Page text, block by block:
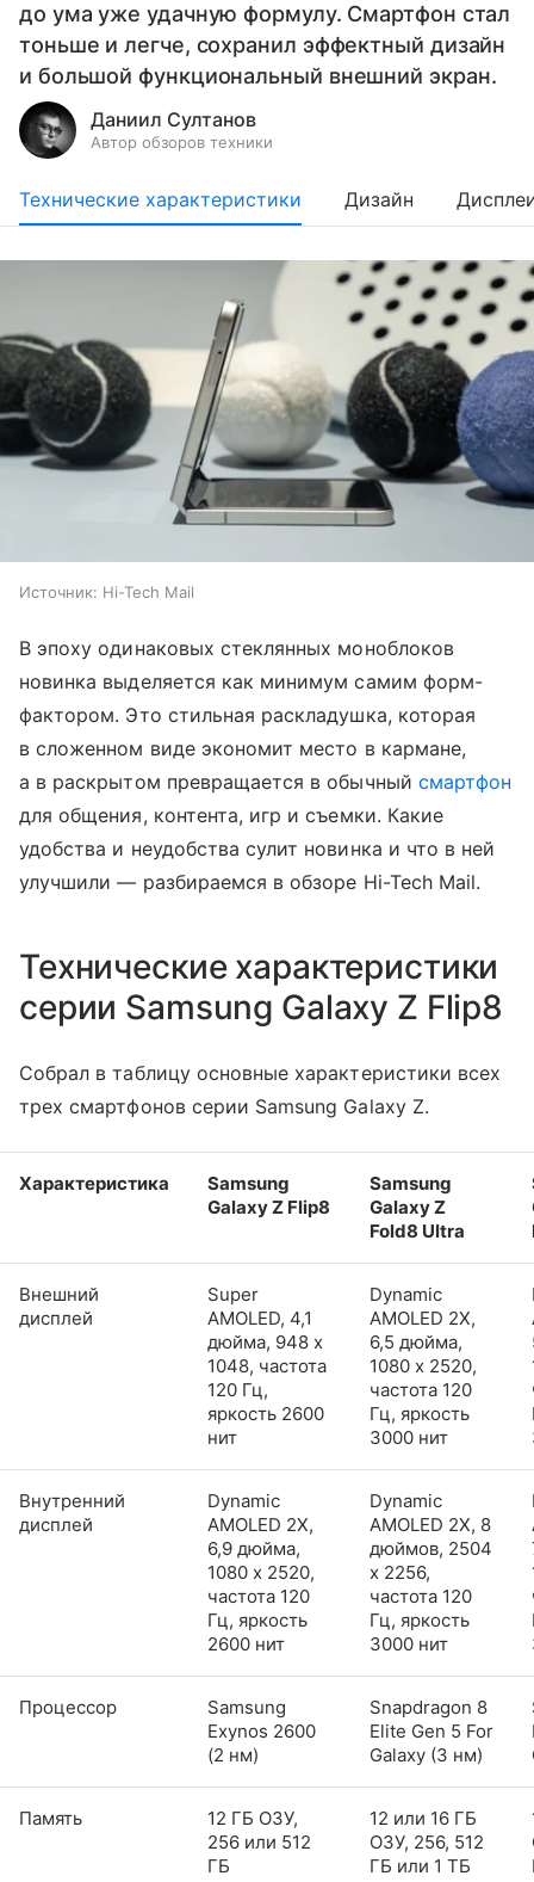
до ума уже удачную формулу. Смартфон стал
тоньше и легче, сохранил эффектный дизайн
и большой функциональный внешний экран.
Даниил Султанов
Автор обзоров техники
Технические характеристики Дизайн
Источник: Hi-Tech Mail
В эпоху одинаковых стеклянных моноблоков
новинка выделяется как минимум самим форм-
фактором. Это стильная раскладушка, которая
в сложенном виде экономит место в кармане,
а в раскрытом превращается в обычный смартфон
для общения, контента, игр и съемки. Какие
удобства и неудобства сулит новинка и что в ней
улучшили — разбираемся в обзоре Hi-Tech Mail.
Технические характеристики
серии Samsung Galaxy Z Flip8
Собрал в таблицу основные характеристики всех
трех смартфонов серии Samsung Galaxy Z.
Характеристика
Samsung
Galaxy Z Flip8
Samsung
Galaxy Z
Fold8 Ultra
Внешний
дисплей
Super
AMOLED, 4,1
дюйма, 948 x
1048, частота
120 Гц,
яркость 2600
нит
Dynamic
AMOLED 2X,
6,5 дюйма,
1080 x 2520,
частота 120
Гц, яркость
3000 нит
Внутренний
дисплей
Dynamic
AMOLED 2X,
6,9 дюйма,
1080 x 2520,
частота 120
Гц, яркость
2600 нит
Dynamic
AMOLED 2X, 8
дюймов, 2504
x 2256,
частота 120
Гц, яркость
3000 нит
Процессор
Samsung
Exynos 2600
(2 нм)
Snapdragon 8
Elite Gen 5 For
Galaxy (3 нм)
Память
12 ГБ ОЗУ,
256 или 512
ГБ
12 или 16 ГБ
ОЗУ, 256, 512
ГБ или 1 ТБ